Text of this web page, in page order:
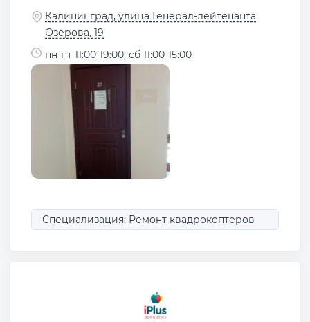
Калининград, улица Генерал-лейтенанта
Озерова, 19
пн-пт 11:00-19:00; сб 11:00-15:00
Специализация: Ремонт квадрокоптеров